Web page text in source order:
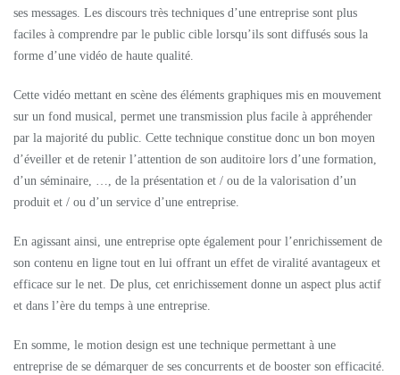
ses messages. Les discours très techniques d’une entreprise sont plus
faciles à comprendre par le public cible lorsqu’ils sont diffusés sous la
forme d’une vidéo de haute qualité.
Cette vidéo mettant en scène des éléments graphiques mis en mouvement
sur un fond musical, permet une transmission plus facile à appréhender
par la majorité du public. Cette technique constitue donc un bon moyen
d’éveiller et de retenir l’attention de son auditoire lors d’une formation,
d’un séminaire, …, de la présentation et / ou de la valorisation d’un
produit et / ou d’un service d’une entreprise.
En agissant ainsi, une entreprise opte également pour l’enrichissement de
son contenu en ligne tout en lui offrant un effet de viralité avantageux et
efficace sur le net. De plus, cet enrichissement donne un aspect plus actif
et dans l’ère du temps à une entreprise.
En somme, le motion design est une technique permettant à une
entreprise de se démarquer de ses concurrents et de booster son efficacité.